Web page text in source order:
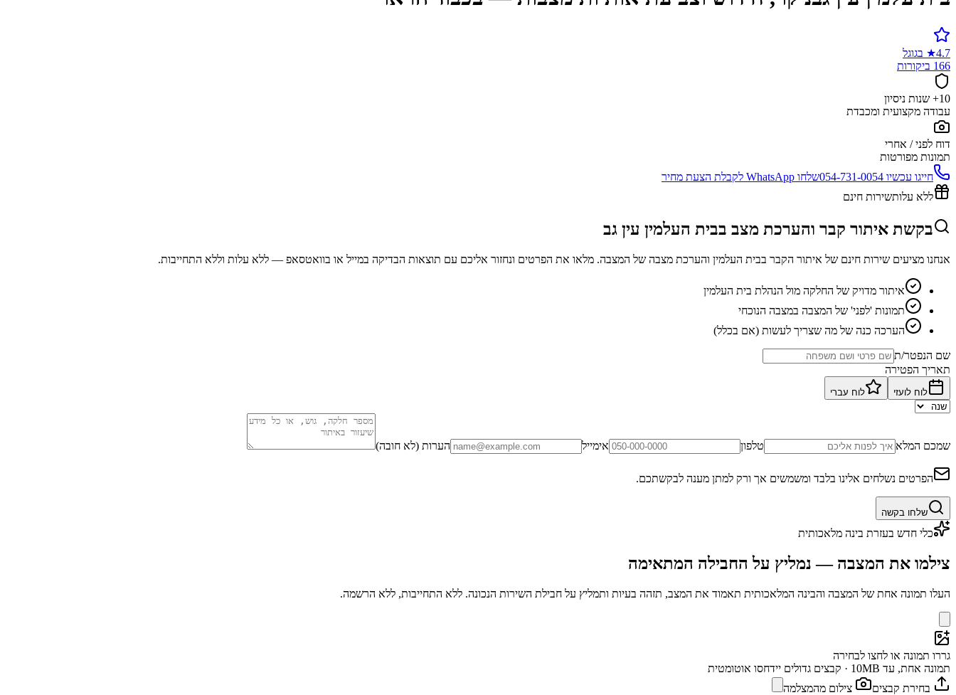
4.7
★ בגוגל
166 ביקורות
10+ שנות ניסיון
עבודה מקצועית ומכבדת
דוח לפני / אחרי
תמונות מפורטות
חייגו עכשיו 054-731-0054שלחו WhatsApp לקבלת הצעת מחיר
ללא עלותשירות חינם
בקשת איתור קבר והערכת מצב בבית העלמין עין גב
אנחנו מציעים שירות חינם של איתור הקבר בבית העלמין והערכת מצבה של המצבה. מלאו את הפרטים ונחזור אליכם עם תוצאות הבדיקה במייל או בוואטסאפ — ללא עלות וללא התחייבות.
איתור מדויק של החלקה מול הנהלת בית העלמין
תמונות 'לפני' של המצבה במצבה הנוכחי
הערכה כנה של מה שצריך לעשות (אם בכלל)
שם הנפטר/ת
תאריך הפטירה
לוח לועזי לוח עברי
שמכם המלא טלפון אימייל הערות (לא חובה)
הפרטים נשלחים אלינו בלבד ומשמשים אך ורק למתן מענה לבקשתכם.
שלחו בקשה
כלי חדש בעזרת בינה מלאכותית
צילמו את המצבה — נמליץ על החבילה המתאימה
העלו תמונה אחת של המצבה והבינה המלאכותית תאמוד את המצב, תזהה בעיות ותמליץ על חבילת השירות הנכונה. ללא התחייבות, ללא הרשמה.
גררו תמונה או לחצו לבחירה
תמונה אחת, עד 10MB · קבצים גדולים יידחסו אוטומטית
בחירת קבצים
צילום מהמצלמה